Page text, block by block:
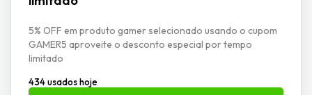
5% OFF em produto gamer selecionado usando o cupom
GAMER5 aproveite o desconto especial por tempo
limitado
434 usados hoje